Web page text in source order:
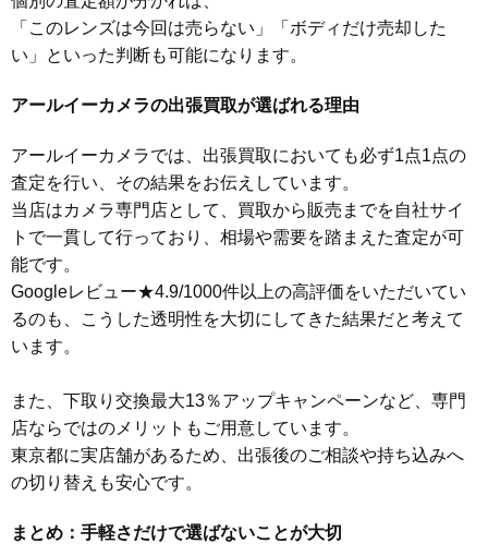
「このレンズは今回は売らない」「ボディだけ売却した
い」といった判断も可能になります。
アールイーカメラの出張買取が選ばれる理由
アールイーカメラでは、出張買取においても必ず1点1点の
査定を行い、その結果をお伝えしています。
当店はカメラ専門店として、買取から販売までを自社サイ
トで一貫して行っており、相場や需要を踏まえた査定が可
能です。
Googleレビュー★4.9/1000件以上の高評価をいただいてい
るのも、こうした透明性を大切にしてきた結果だと考えて
います。
また、下取り交換最大13％アップキャンペーンなど、専門
店ならではのメリットもご用意しています。
東京都に実店舗があるため、出張後のご相談や持ち込みへ
の切り替えも安心です。
まとめ：手軽さだけで選ばないことが大切